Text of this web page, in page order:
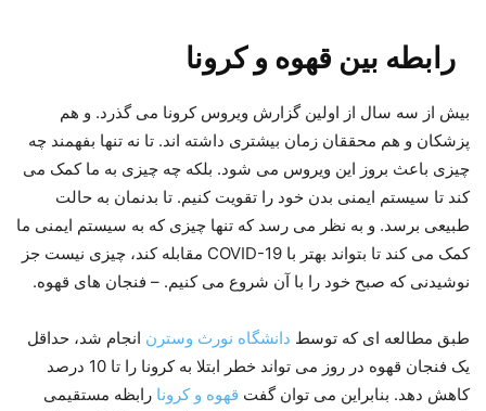
رابطه بین قهوه و کرونا
بیش از سه سال از اولین گزارش ویروس کرونا می گذرد. و هم
پزشکان و هم محققان زمان بیشتری داشته اند. تا نه تنها بفهمند چه
چیزی باعث بروز این ویروس می شود. بلکه چه چیزی به ما کمک می
کند تا سیستم ایمنی بدن خود را تقویت کنیم. تا بدنمان به حالت
طبیعی برسد. و به نظر می رسد که تنها چیزی که به سیستم ایمنی ما
کمک می کند تا بتواند بهتر با COVID-19 مقابله کند، چیزی نیست جز
نوشیدنی که صبح خود را با آن شروع می کنیم. – فنجان های قهوه.
طبق مطالعه ای که توسط دانشگاه نورث وسترن انجام شد، حداقل
یک فنجان قهوه در روز می تواند خطر ابتلا به کرونا را تا 10 درصد
کاهش دهد. بنابراین می توان گفت قهوه و کرونا رابظه مستقیمی